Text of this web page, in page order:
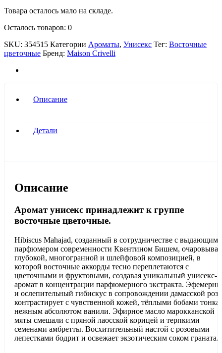
Товара осталось мало на складе.
Осталось товаров: 0
SKU: 354515 Категории Ароматы, Унисекс Тег: Восточные
цветочные Бренд: Maison Crivelli
Описание
Детали
Описание
Аромат унисекс принадлежит к группе
восточные цветочные.
Hibiscus Mahajad, созданный в сотрудничестве с
парфюмером современности Квентином Бишем,
глубокой, многогранной и шлейфовой композицией, в
которой восточные аккорды тесно переплетаются с
цветочными и фруктовыми, создавая уникальный унисекс-
аромат в концентрации парфюмерного экстракта.
и ослепительный гибискус в сопровождении дамасской
контрастирует с чувственной кожей, тёплыми бобами тонка
нежным абсолютом ванили. Эфирное масло марокканской
мяты смешали с пряной лаосской корицей и терпкими
семенами амбретты. Восхитительный настой с розовыми
лепестками бодрит и освежает экзотическим соком граната.